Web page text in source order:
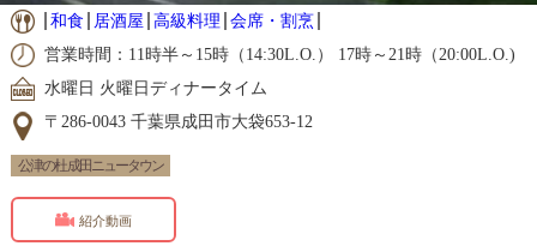
和食 居酒屋 高級料理 会席・割烹
営業時間：11時半～15時（14:30L.O.） 17時～21時（20:00L.O.)
水曜日 火曜日ディナータイム
〒286-0043 千葉県成田市大袋653-12
公津の杜 成田ニュータウン
紹介動画